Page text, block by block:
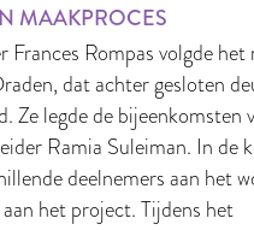
MAAKPROCES
Frances Rompas volgde het
dat achter gesloten
Ze legde de bijeenkomsten
Ramia Suleiman. In de
deelnemers aan het
het project. Tijdens het